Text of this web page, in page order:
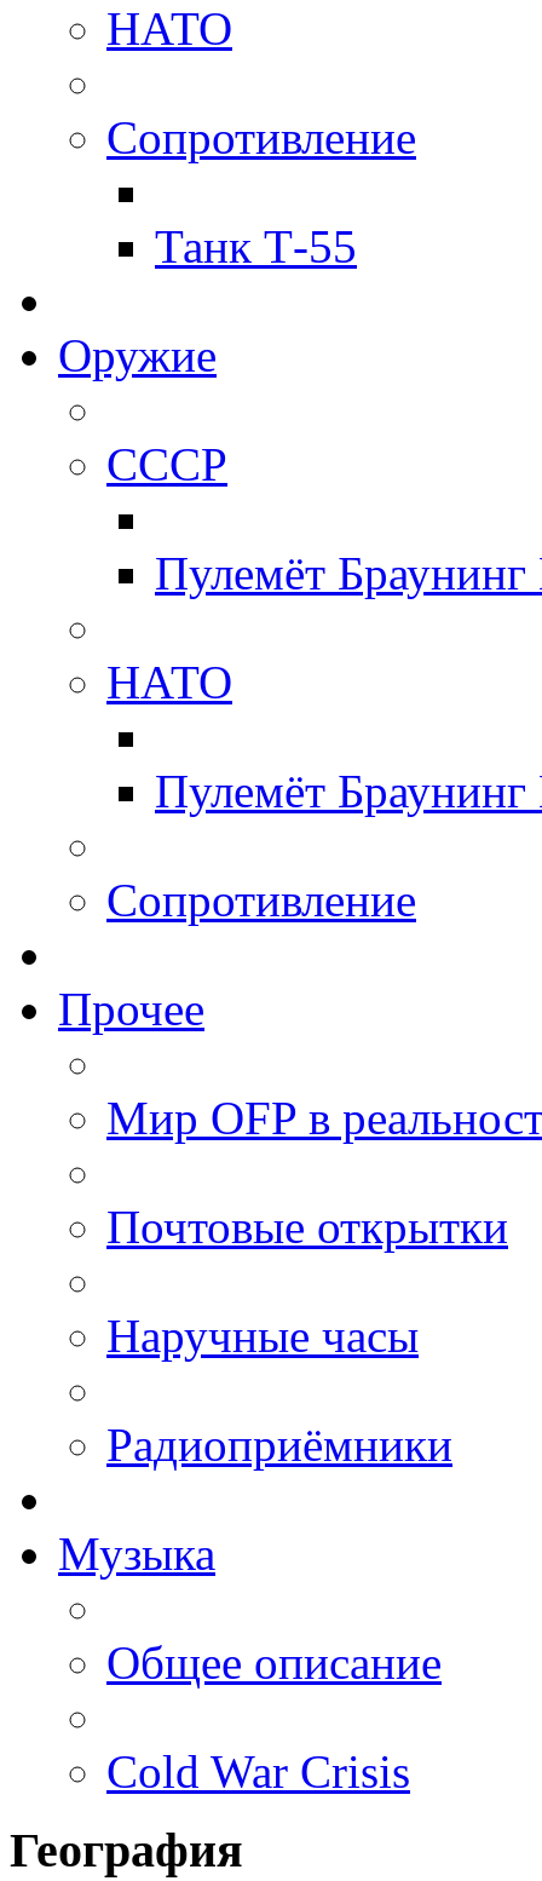
НАТО
Сопротивление
Танк Т-55
Оружие
СССР
Пулемёт
НАТО
Пулемёт
Сопротивление
Прочее
Мир OFP в
Почтовые открытки
Наручные часы
Радиоприёмники
Музыка
Общее описание
Cold War Crisis
География